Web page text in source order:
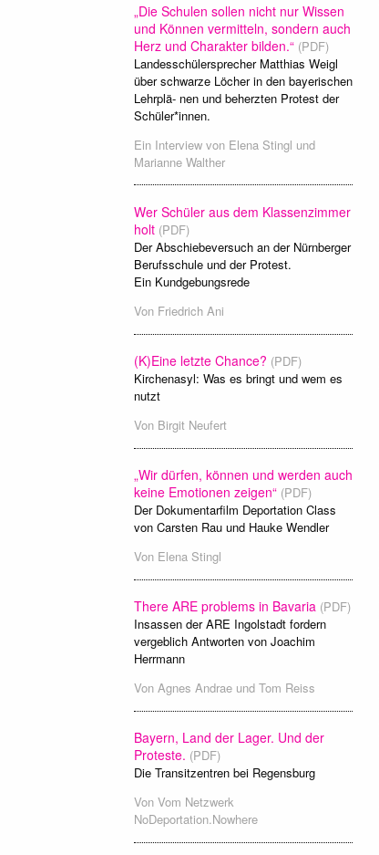
„Die Schulen sollen nicht nur Wissen
und Können vermitteln, sondern auch
Herz und Charakter bilden.“ (PDF)
Landesschülersprecher Matthias Weigl
über schwarze Löcher in den bayerischen
Lehrplä- nen und beherzten Protest der
Schüler*innen.
Ein Interview von Elena Stingl und
Marianne Walther
Wer Schüler aus dem Klassenzimmer
holt (PDF)
Der Abschiebeversuch an der Nürnberger
Berufsschule und der Protest.
Ein Kundgebungsrede
Von Friedrich Ani
(K)Eine letzte Chance? (PDF)
Kirchenasyl: Was es bringt und wem es
nutzt
Von Birgit Neufert
„Wir dürfen, können und werden auch
keine Emotionen zeigen“ (PDF)
Der Dokumentarfilm Deportation Class
von Carsten Rau und Hauke Wendler
Von Elena Stingl
There ARE problems in Bavaria (PDF)
Insassen der ARE Ingolstadt fordern
vergeblich Antworten von Joachim
Herrmann
Von Agnes Andrae und Tom Reiss
Bayern, Land der Lager. Und der
Proteste. (PDF)
Die Transitzentren bei Regensburg
Von Vom Netzwerk
NoDeportation.Nowhere